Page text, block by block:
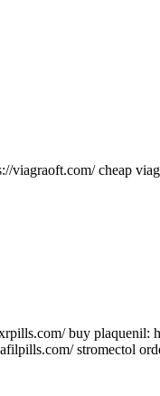
viagraoft.com/ cheap
buy plaquenil:
stromectol